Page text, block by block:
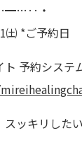
・
㈯ *ご予約日
予約システ
ッキリした